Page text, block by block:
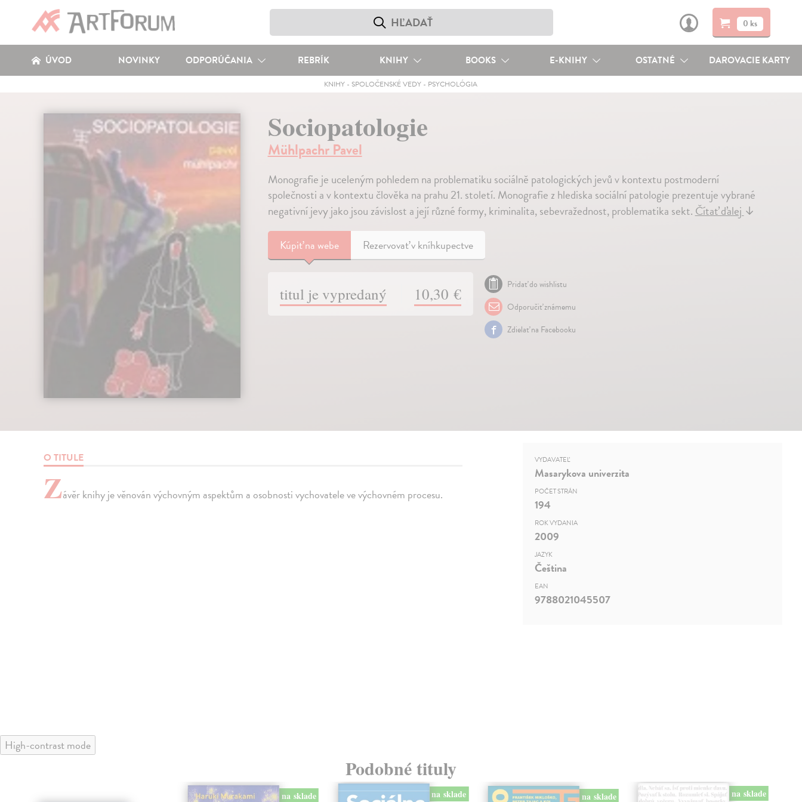
0 ks
ÚVOD NOVINKY ODPORÚČANIA REBRÍK KNIHY BOOKS E-KNIHY OSTATNÉ DAROVACIE KARTY
KNIHY - SPOLOČENSKÉ VEDY - PSYCHOLÓGIA
Sociopatologie
Mühlpachr Pavel
Monografie je uceleným pohledem na problematiku sociálně patologických jevů v kontextu postmoderní
společnosti a v kontextu člověka na prahu 21. století. Monografie z hlediska sociální patologie prezentuje vybrané
negativní jevy jako jsou závislost a její různé formy, kriminalita, sebevražednost, problematika sekt.Čítať ďalej↓
Kúpiťna webe Rezervovať v kníhkupectve
titul je vypredaný 10,30 €
Pridať do wishlistu
Odporučiť známemu
Zdielať na Facebooku
O TITULE
Závěr knihy je věnován výchovným aspektům a osobnosti vychovatele ve výchovném procesu.
VYDAVATEĽ
Masarykova univerzita
POČET STRÁN
194
ROK VYDANIA
2009
JAZYK
Čeština
EAN
9788021045507
High-contrast mode
Podobné tituly
na sklade
na sklade na sklade na sklade